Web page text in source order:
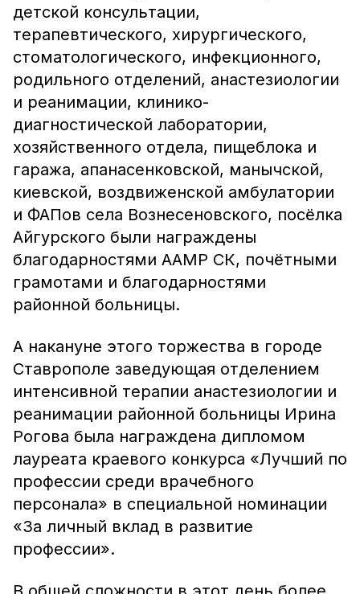
детской консультации,
терапевтического, хирургического,
стоматологического, инфекционного,
родильного отделений, анастезиологии
и реанимации, клинико-
диагностической лаборатории,
хозяйственного отдела, пищеблока и
гаража, апанасенковской, манычской,
киевской, воздвиженской амбулатории
и ФАПов села Вознесеновского, посёлка
Айгурского были награждены
благодарностями ААМР СК, почётными
грамотами и благодарностями
районной больницы.
А накануне этого торжества в городе
Ставрополе заведующая отделением
интенсивной терапии анастезиологии и
реанимации районной больницы Ирина
Рогова была награждена дипломом
лауреата краевого конкурса «Лучший по
профессии среди врачебного
персонала» в специальной номинации
«За личный вклад в развитие
профессии».